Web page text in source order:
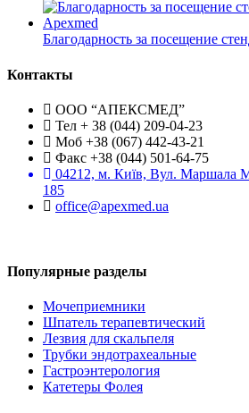
Благодарность за посещение
Контакты
ООО “АПЕКСМЕД”
Тел + 38 (044) 209-04-23
Моб +38 (067) 442-43-21
Факс +38 (044) 501-64-75
04212, м. Київ, Вул. Маршала
185
office@apexmed.ua
Популярные разделы
Мочеприемники
Шпатель терапевтический
Лезвия для скальпеля
Трубки эндотрахеальные
Гастроэнтерология
Катетеры Фолея